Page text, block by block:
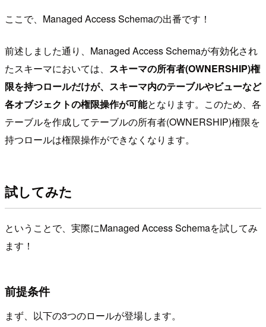
ここで、Managed Access Schemaの出番です！
前述しました通り、Managed Access Schemaが有効化され
たスキーマにおいては、 スキーマの所有者(OWNERSHIP)権
限を持つロールだけが、スキーマ内のテーブルやビューなど
各オブジェクトの権限操作が可能となります。このため、各
テーブルを作成してテーブルの所有者(OWNERSHIP)権限を
持つロールは権限操作ができなくなります。
試してみた
ということで、実際にManaged Access Schemaを試してみ
ます！
前提条件
まず、以下の3つのロールが登場します。